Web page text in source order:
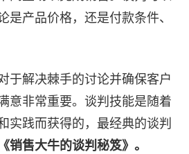
是产品价格，还是付款条件、
于解决棘手的讨论并确保客户
意非常重要。谈判技能是随着
实践而获得的，最经典的谈判
《销售大牛的谈判秘笈》。